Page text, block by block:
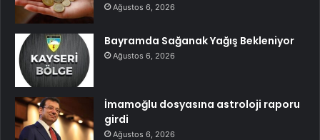
Ağustos 6, 2026
Bayramda Sağanak Yağış Bekleniyor
Ağustos 6, 2026
İmamoğlu dosyasına astroloji raporu
girdi
Ağustos 6, 2026